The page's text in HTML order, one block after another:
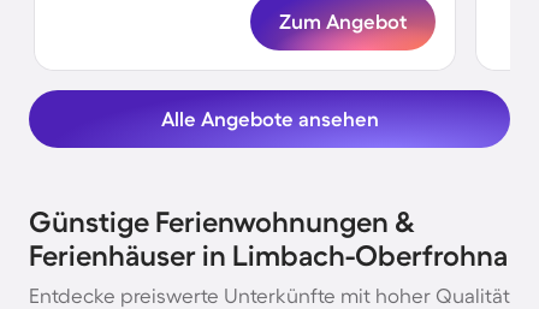
Zum Angebot
Alle Angebote ansehen
Günstige Ferienwohnungen &
Ferienhäuser in Limbach-Oberfrohna
Entdecke preiswerte Unterkünfte mit hoher Qualität